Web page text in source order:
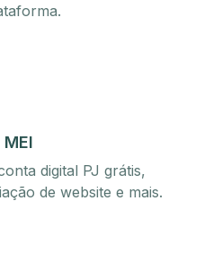
digital PJ grátis,
de website e mais.